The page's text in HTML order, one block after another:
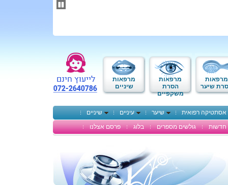
מרפאות
שיער
מרפאות
הסרת
משקפיים
מרפאות
שיניים
אסתטיקה רפואית שיער עיניים
שיניים
חדשות
גולשים מספרים בלוג פרסם אצלנו